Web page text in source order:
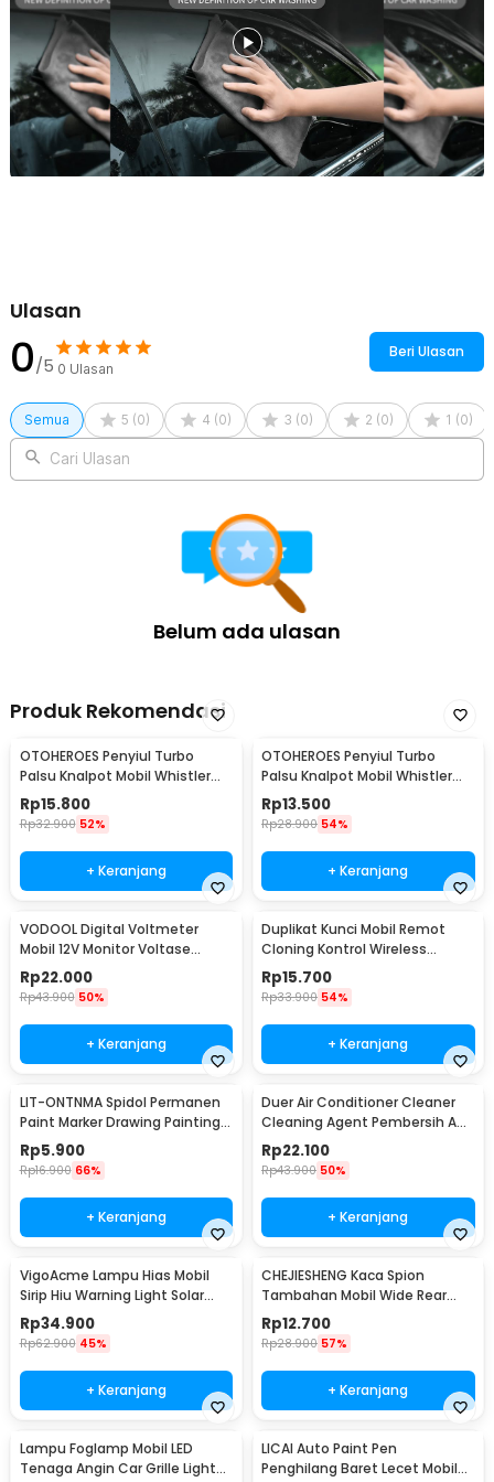
80 GSM juga lebih lembut dari lap biasa. Anda tidak perlu ragu saat
membersihkan noda dan minyak pada bagian eksterior atau
interior. Lap akan menghilangkan noda tanpa meninggalkan
goresan pada mobil Anda.
Kain Pembersih Serbaguna
Berkat karakteristiknya yang lembut dan memiliki daya serap tinggi,
kain lap ini bisa diandalkan untuk membersihkan meja dapur, furnitur
rumah, dan lain sebagainya. Inilah kain lap serbaguna yang wajib
35x75cm - H-40
Ulasan
0/5 0 Ulasan
Beri Ulasan
Semua 5 (0) 4 (0) 3 (0) 2 (0) 1 (0)
Cari Ulasan
Belum ada ulasan
Produk Rekomendasi
OTOHEROES Penyiul Turbo
Palsu Knalpot Mobil Whistler
1000-2400cc L - TUR007
Rp15.800
Rp32.900 52%
+ Keranjang
OTOHEROES Penyiul Turbo
Palsu Knalpot Mobil Whistler
1000-1800cc M 1.6-2.0 - TUR007
Rp13.500
Rp28.900 54%
+ Keranjang
VODOOL Digital Voltmeter
Mobil 12V Monitor Voltase
Baterai LED Display - QY836
Rp22.000
Rp43.900 50%
+ Keranjang
Duplikat Kunci Mobil Remot
Cloning Kontrol Wireless
433.92MHz 1 PCS - WE32
Rp15.700
Rp33.900 54%
+ Keranjang
LIT-ONTNMA Spidol Permanen
Paint Marker Drawing Painting
Oil Base - MP-01
Rp5.900
Rp16.900 66%
+ Keranjang
Duer Air Conditioner Cleaner
Cleaning Agent Pembersih AC
Rumah 500ml - QUY1640
Rp22.100
Rp43.900 50%
+ Keranjang
VigoAcme Lampu Hias Mobil
Sirip Hiu Warning Light Solar
Energy 8 LED - FZWJSD
Rp34.900
Rp62.900 45%
+ Keranjang
CHEJIESHENG Kaca Spion
Tambahan Mobil Wide Rear
View Anti Blind Spot - SY-080
Rp12.700
Rp28.900 57%
+ Keranjang
Lampu Foglamp Mobil LED
Tenaga Angin Car Grille Light
LICAI Auto Paint Pen
Penghilang Baret Lecet Mobil